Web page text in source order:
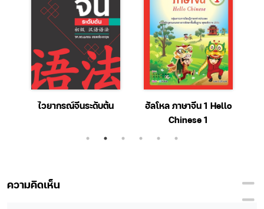
ไวยากรณ์จีนระดับต้น
ฮัลโหล ภาษาจีน 1 Hello
Chinese 1
ความคิดเห็น